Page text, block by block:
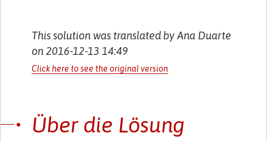
This solution was translated by Ana Duarte
on 2016-12-13 14:49
Click here to see the original version
Über die Lösung